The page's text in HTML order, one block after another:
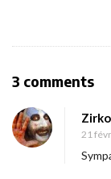
3 commentsO
[
Zirko
21